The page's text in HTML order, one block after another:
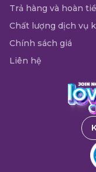
Trả hàng và hoàn
Chất lượng dịch vụ
Chính sách giá
Liên hệ